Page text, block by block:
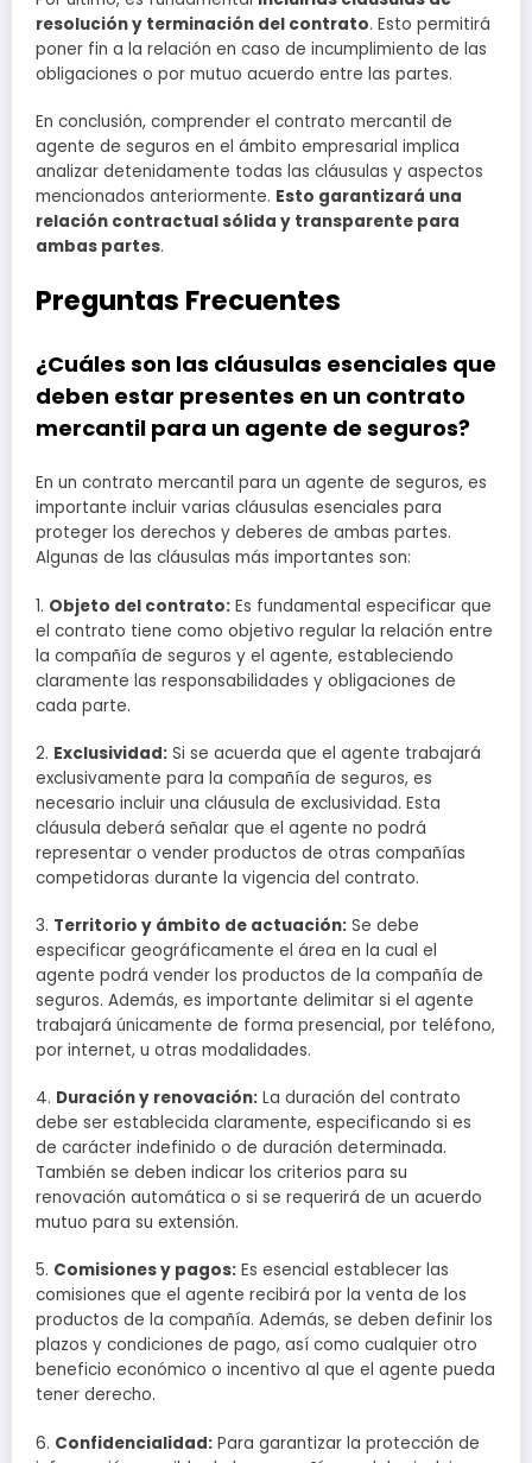
resolución y terminación del contrato. Esto permitirá
poner fin a la relación en caso de incumplimiento de las
obligaciones o por mutuo acuerdo entre las partes.
En conclusión, comprender el contrato mercantil de
agente de seguros en el ámbito empresarial implica
analizar detenidamente todas las cláusulas y aspectos
mencionados anteriormente. Esto garantizará una
relación contractual sólida y transparente para
ambas partes.
Preguntas Frecuentes
¿Cuáles son las cláusulas esenciales que
deben estar presentes en un contrato
mercantil para un agente de seguros?
En un contrato mercantil para un agente de seguros, es
importante incluir varias cláusulas esenciales para
proteger los derechos y deberes de ambas partes.
Algunas de las cláusulas más importantes son:
1. Objeto del contrato: Es fundamental especificar que
el contrato tiene como objetivo regular la relación entre
la compañía de seguros y el agente, estableciendo
claramente las responsabilidades y obligaciones de
cada parte.
2. Exclusividad: Si se acuerda que el agente trabajará
exclusivamente para la compañía de seguros, es
necesario incluir una cláusula de exclusividad. Esta
cláusula deberá señalar que el agente no podrá
representar o vender productos de otras compañías
competidoras durante la vigencia del contrato.
3. Territorio y ámbito de actuación: Se debe
especificar geográficamente el área en la cual el
agente podrá vender los productos de la compañía de
seguros. Además, es importante delimitar si el agente
trabajará únicamente de forma presencial, por teléfono,
por internet, u otras modalidades.
4. Duración y renovación: La duración del contrato
debe ser establecida claramente, especificando si es
de carácter indefinido o de duración determinada.
También se deben indicar los criterios para su
renovación automática o si se requerirá de un acuerdo
mutuo para su extensión.
5. Comisiones y pagos: Es esencial establecer las
comisiones que el agente recibirá por la venta de los
productos de la compañía. Además, se deben definir los
plazos y condiciones de pago, así como cualquier otro
beneficio económico o incentivo al que el agente pueda
tener derecho.
6. Confidencialidad: Para garantizar la protección de